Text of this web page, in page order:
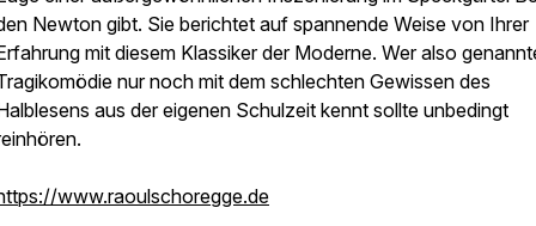
Newton gibt. Sie berichtet auf spannende Weise von Ihrer
mit diesem Klassiker der Moderne. Wer also
nur noch mit dem schlechten Gewissen des
aus der eigenen Schulzeit kennt sollte unbedingt
www.raoulschoregge.de